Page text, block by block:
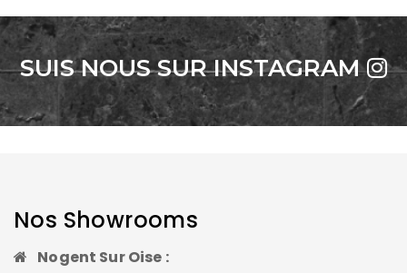
SUIS NOUS SUR INSTAGRAM
Nos Showrooms
Nogent Sur Oise :